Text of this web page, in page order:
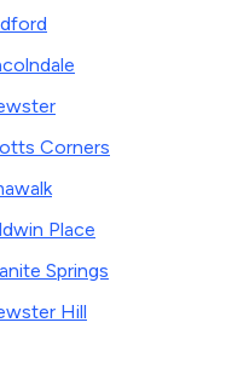
Corners
Place
Springs
Hill